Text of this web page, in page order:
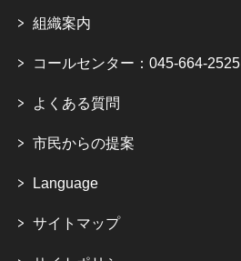
組織案内
コールセンター：045-664-2525
よくある質問
市民からの提案
Language
サイトマップ